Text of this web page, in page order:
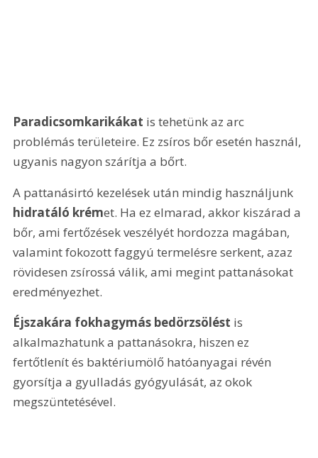
Paradicsomkarikákat is tehetünk az arc
problémás területeire. Ez zsíros bőr esetén használ,
ugyanis nagyon szárítja a bőrt.
A pattanásirtó kezelések után mindig használjunk
hidratáló krémet. Ha ez elmarad, akkor kiszárad a
bőr, ami fertőzések veszélyét hordozza magában,
valamint fokozott faggyú termelésre serkent, azaz
rövidesen zsírossá válik, ami megint pattanásokat
eredményezhet.
Éjszakára fokhagymás bedörzsölést is
alkalmazhatunk a pattanásokra, hiszen ez
fertőtlenít és baktériumölő hatóanyagai révén
gyorsítja a gyulladás gyógyulását, az okok
megszüntetésével.